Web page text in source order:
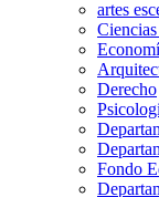
artes
Derecho
Fondo